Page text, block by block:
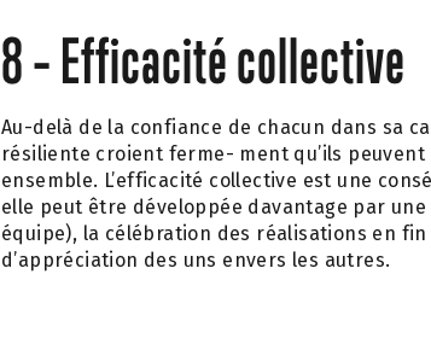
8 – Efficacité collective
Au-delà de la confiance de chacun dans sa
résiliente croient ferme- ment qu’ils
ensemble. L’efficacité collective est une
elle peut être développée davantage par
équipe), la célébration des réalisations en
d’appréciation des uns envers les autres.